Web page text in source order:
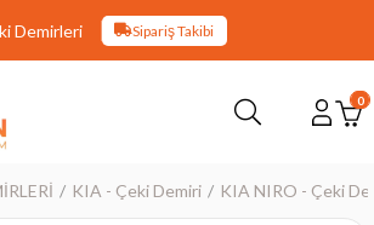
Demirleri Sipariş Takibi
0
KIA - Çeki Demiri KIA NIRO - Çeki